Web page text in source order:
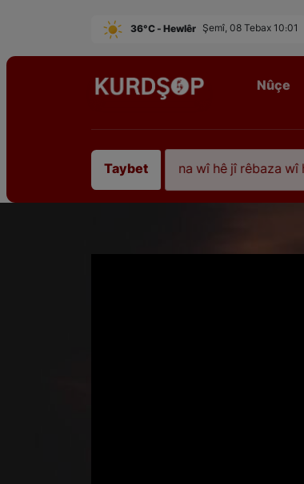
36°C - Hewlêr Şemî, 08 Tebax 10:01
Nûçe
Taybet
35 sal ji şehîdbûna wî hê jî rêbaza wî her zîndî